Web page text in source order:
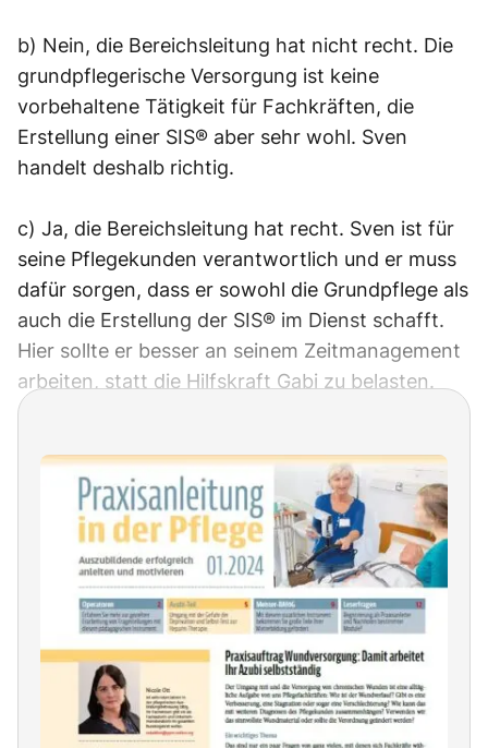
b) Nein, die Bereichsleitung hat nicht recht. Die
grundpflegerische Versorgung ist keine
vorbehaltene Tätigkeit für Fachkräften, die
Erstellung einer SIS® aber sehr wohl. Sven
handelt deshalb richtig.
c) Ja, die Bereichsleitung hat recht. Sven ist für
seine Pflegekunden verantwortlich und er muss
dafür sorgen, dass er sowohl die Grundpflege als
auch die Erstellung der SIS® im Dienst schafft.
Hier sollte er besser an seinem Zeitmanagement
arbeiten, statt die Hilfskraft Gabi zu belasten.